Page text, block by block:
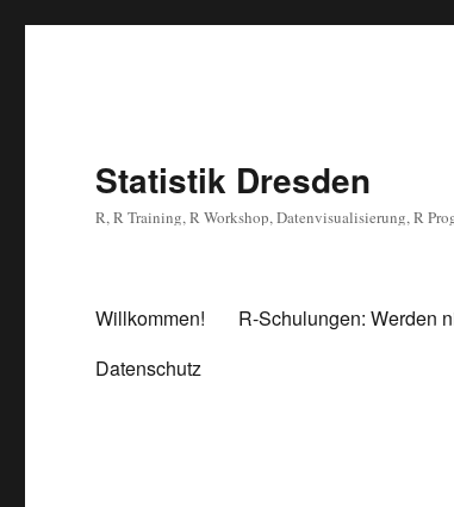
Statistik Dresden
R, R Training, R Workshop, Datenvisualisierung, R
Willkommen! R-Schulungen: Werden
Datenschutz